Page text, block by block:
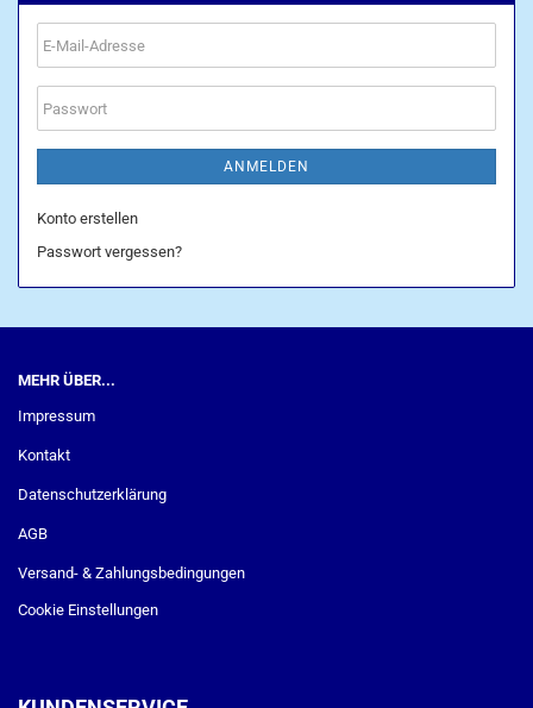
E-
Mail-
Adresse
Passwort
ANMELDEN
Konto erstellen
Passwort vergessen?
MEHR ÜBER...
Impressum
Kontakt
Datenschutzerklärung
AGB
Versand- & Zahlungsbedingungen
Cookie Einstellungen